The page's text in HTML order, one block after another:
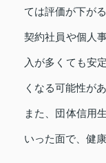
ては評価が下が
契約社員や個人
入が多くても安
くなる可能性が
また、団体信用
いった面で、健